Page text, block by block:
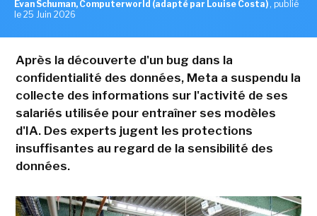
Evan Schuman, Computerworld (adapté par Louise Costa) , publié
le 25 Juin 2026
Après la découverte d'un bug dans la
confidentialité des données, Meta a suspendu la
collecte des informations sur l'activité de ses
salariés utilisée pour entraîner ses modèles
d'IA. Des experts jugent les protections
insuffisantes au regard de la sensibilité des
données.